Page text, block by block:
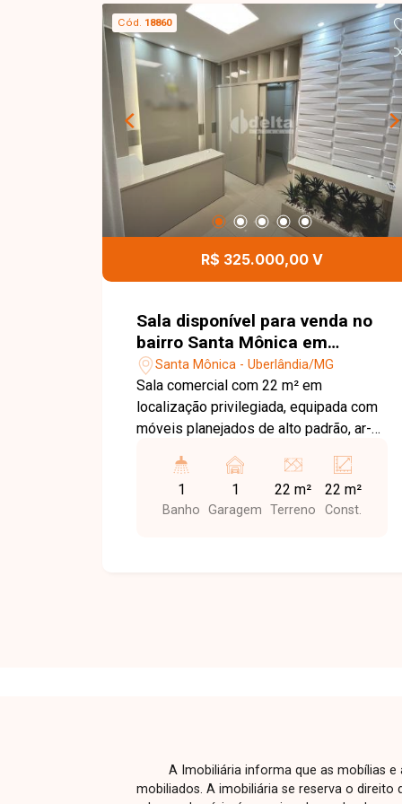
Cód. 18860
R$ 325.000,00 V
Sala disponível para venda no
bairro Santa Mônica em
Uberlândia-MG
Santa Mônica - Uberlândia/MG
Sala comercial com 22 m² em
localização privilegiada, equipada com
móveis planejados de alto padrão, ar-
vaga de garagem, em condomínio com
laboratório, brinquedoteca, cafeteria,
lanchonete e recepção em todos os
1
Banho
1
Garagem
22 m²
Terreno
22 m²
Const.
A Imobiliária informa que as mobílias
mobiliados. A imobiliária se reserva o